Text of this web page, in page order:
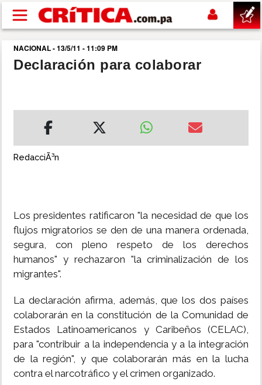
Pasar al contenido principal
buscar
DEPORTES
MUNDO
MULTIMEDIA
IMPRESO
NACIONAL - 13/5/11 - 11:09 PM
Declaración para colaborar
RedacciÃ³n
Los presidentes ratificaron "la necesidad de que los
flujos migratorios se den de una manera ordenada,
segura, con pleno respeto de los derechos
humanos" y rechazaron "la criminalización de los
migrantes".
La declaración afirma, además, que los dos países
colaborarán en la constitución de la Comunidad de
Estados Latinoamericanos y Caribeños (CELAC),
para "contribuir a la independencia y a la integración
de la región", y que colaborarán más en la lucha
contra el narcotráfico y el crimen organizado.